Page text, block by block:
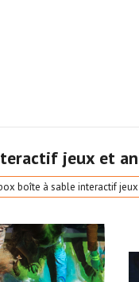
jeux et
boîte à sable interactif